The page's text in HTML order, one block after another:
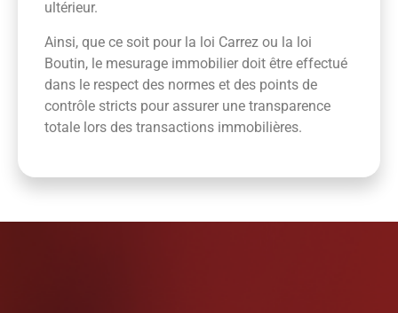
ultérieur.
Ainsi, que ce soit pour la loi Carrez ou la loi
Boutin, le mesurage immobilier doit être effectué
dans le respect des normes et des points de
contrôle stricts pour assurer une transparence
totale lors des transactions immobilières.